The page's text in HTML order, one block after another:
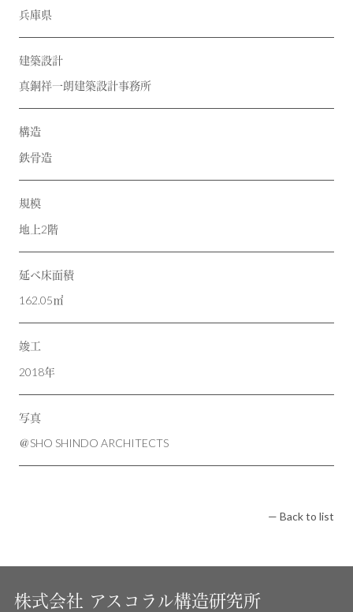
兵庫県
建築設計
真銅祥一朗建築設計事務所
構造
鉄骨造
規模
地上2階
延べ床面積
162.05㎡
竣工
2018年
写真
＠SHO SHINDO ARCHITECTS
— Back to list
株式会社 アスコラル構造研究所